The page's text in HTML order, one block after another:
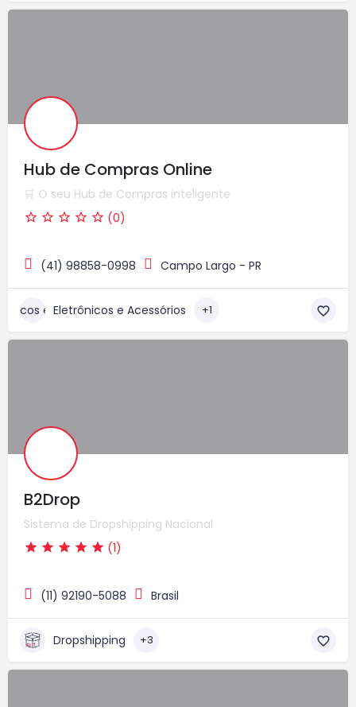
Hub de Compras Online
🛒 O seu Hub de Compras inteligente
(0)
(41) 98858-0998 Campo Largo - PR
Eletrônicos e Acessórios +1
B2Drop
Sistema de Dropshipping Nacional
(1)
(11) 92190-5088 Brasil
Dropshipping +3